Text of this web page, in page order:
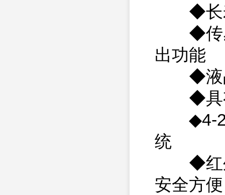
◆长寿
◆传感
出功能
◆液晶
◆具有
◆4-
统
◆红外
安全方便